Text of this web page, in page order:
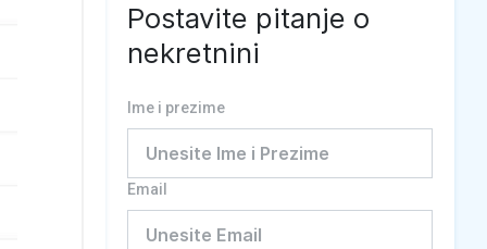
Postavite pitanje o
nekretnini
Ime i prezime
Email